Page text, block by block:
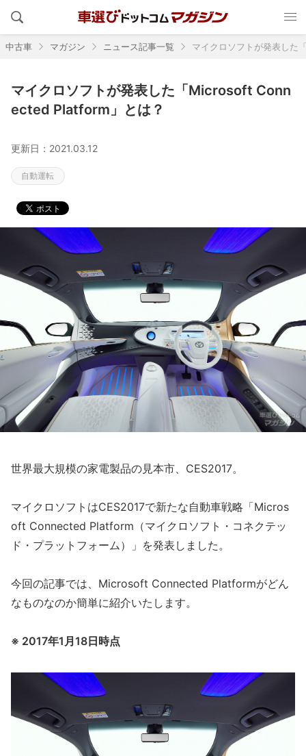
中古車 マガジン ニュース記事一覧 マイクロソフトが発表し
マイクロソフトが発表した「Microsoft Conn
ected Platform」とは？
更新日：2021.03.12
自動運転
世界最大規模の家電製品の見本市、CES2017。
マイクロソフトはCES2017で新たな自動車戦略「Micros
oft Connected Platform（マイクロソフト・コネクテッ
ド・プラットフォーム）」を発表しました。
今回の記事では、Microsoft Connected Platformがどん
なものなのか簡単に紹介いたします。
※ 2017年1月18日時点